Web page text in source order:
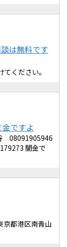
は無料です
ください。
ですよ
08091905946
闇金で
京都港区南青山